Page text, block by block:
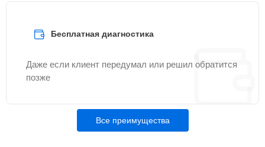
Бесплатная диагностика
Даже если клиент передумал или решил обратится
позже
Все преимущества